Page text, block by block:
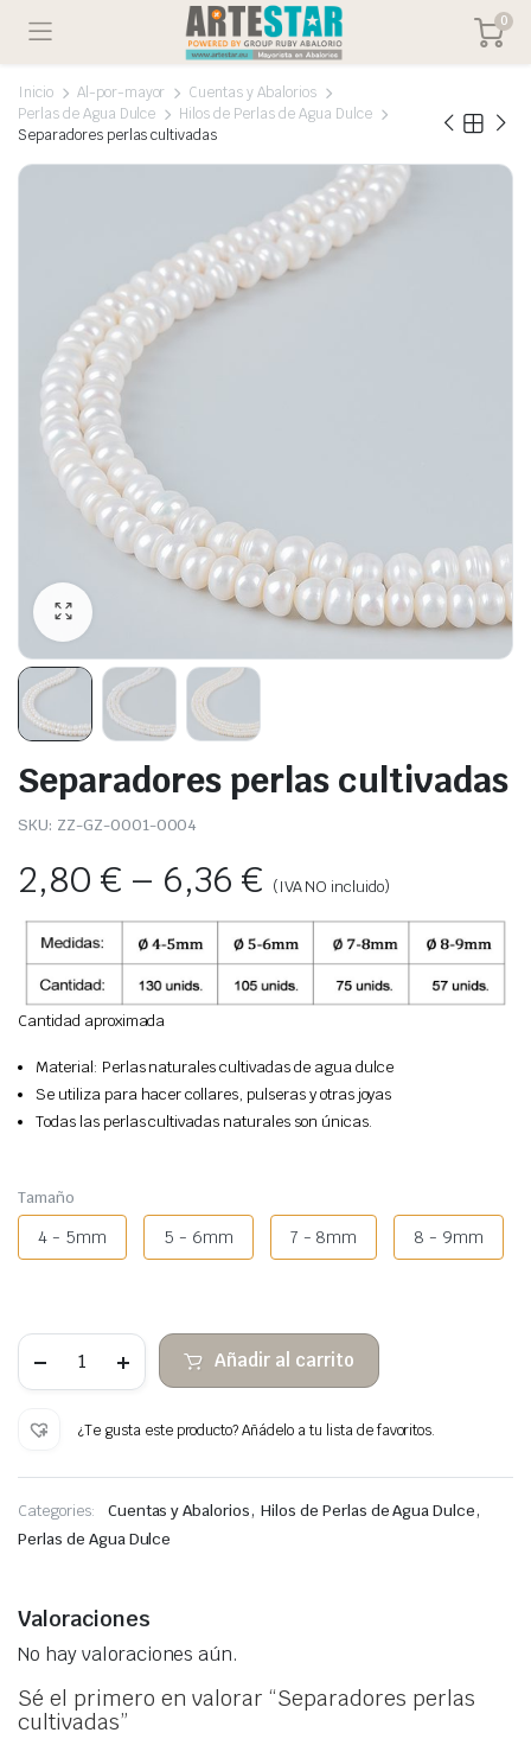
0
Inicio Al-por-mayor
Cuentas y Abalorios
Perlas de Agua Dulce
Hilos de Perlas de Agua Dulce
Separadores perlas cultivadas
Separadores perlas cultivadas
SKU: ZZ-GZ-0001-0004
2,80€ – 6,36€ (IVA NO incluido)
Cantidad aproximada
Material: Perlas naturales cultivadas de agua dulce
Se utiliza para hacer collares, pulseras y otras joyas
Todas las perlas cultivadas naturales son únicas.
Tamaño
4 - 5mm 5 - 6mm 7 - 8mm 8 - 9mm
Separadores
perlas
Añadir al carrito
¿Te gusta este producto? Añádelo a tu lista de favoritos.
Categories: Cuentas y Abalorios,Hilos de Perlas de Agua Dulce,
Perlas de Agua Dulce
Valoraciones
No hay valoraciones aún.
Sé el primero en valorar “Separadores perlas
cultivadas”